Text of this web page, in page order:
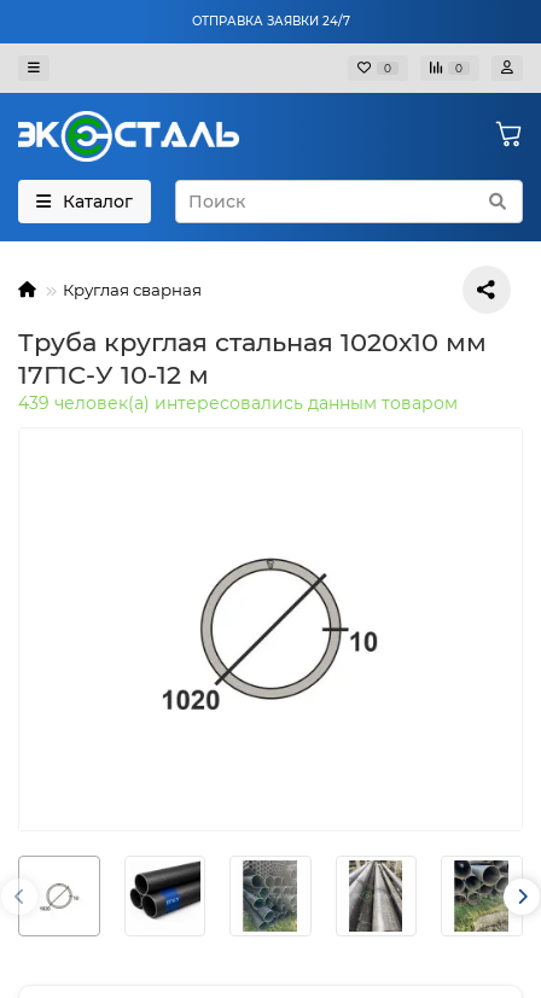
ОТПРАВКА ЗАЯВКИ 24/7
0 0
Каталог
Круглая сварная
Труба круглая стальная 1020х10 мм
17Г1С-У 10-12 м
439 человек(а) интересовались данным товаром